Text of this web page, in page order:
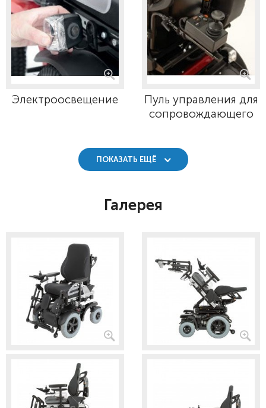
Электроосвещение
Пуль управления для
сопровождающего
ПОКАЗАТЬ ЕЩЁ
Галерея